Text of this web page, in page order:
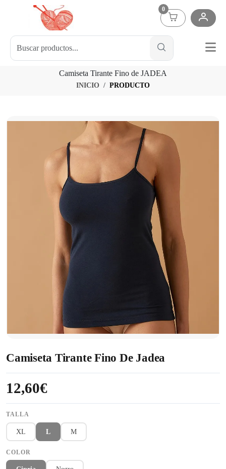
0
Camiseta Tirante Fino de JADEA
INICIO PRODUCTO
Camiseta Tirante Fino De Jadea
12,60€
TALLA
XL L M
COLOR